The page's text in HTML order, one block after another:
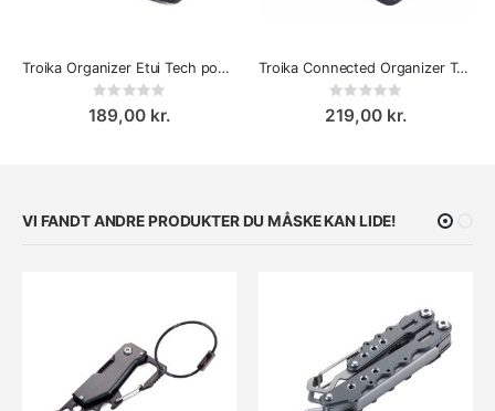
Troika Organizer Etui Tech pouch Sort
Rating:
189,00 kr.
Troika Connected Organizer Taske
Rating:
219,00 kr.
VI FANDT ANDRE PRODUKTER DU MÅSKE KAN LIDE!